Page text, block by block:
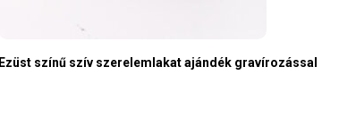
Ezüst színű szív szerelemlakat ajándék gravírozással